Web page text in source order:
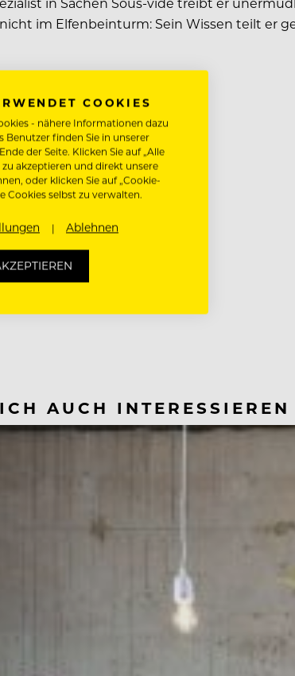
im Elfenbeinturm: Sein Wissen teilt er
AUCH INTERESSIEREN
COOKIES
- nähere Informationen dazu
Benutzer finden Sie in unserer
der Seite. Klicken Sie auf „Alle
akzeptieren und direkt unsere
oder klicken Sie auf „Cookie-
Cookies selbst zu verwalten.
Ablehnen